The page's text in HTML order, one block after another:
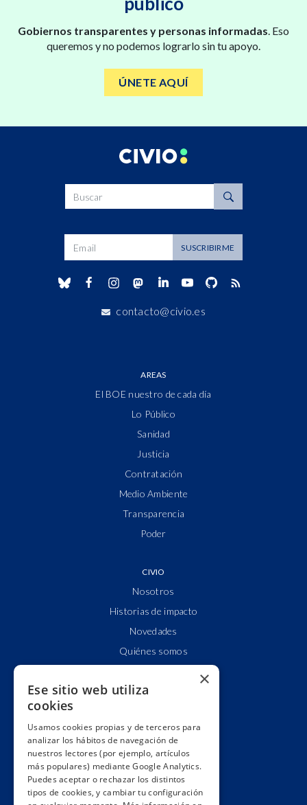
Gobiernos transparentes y personas informadas. Eso
queremos y no podemos lograrlo sin tu apoyo.
ÚNETE AQUÍ
SUSCRIBIRME
contacto@civio.es
AREAS
El BOE nuestro de cada día
Lo Público
Sanidad
Justicia
Contratación
Medio Ambiente
Transparencia
Poder
CIVIO
Nosotros
Historias de impacto
Novedades
Quiénes somos
Alianzas y redes
Impacto
Premios
Formación
Código ético
×
Ese sitio web utiliza
cookies
Usamos cookies propias y de terceros para
analizar los hábitos de navegación de
nuestros lectores (por ejemplo, artículos
más populares) mediante Google Analytics.
Puedes aceptar o rechazar los distintos
tipos de cookies, y cambiar tu configuración